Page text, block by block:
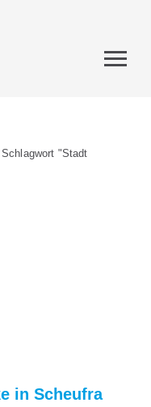
"Stadt
in Scheufra